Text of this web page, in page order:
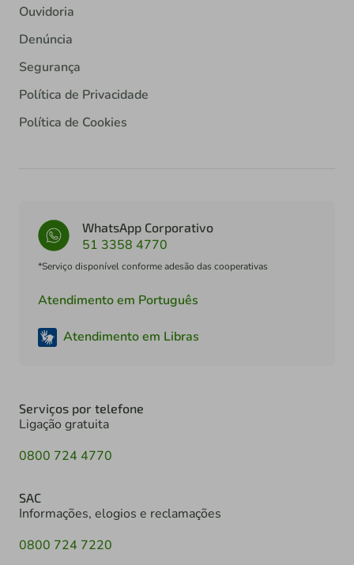
Ouvidoria
Denúncia
Segurança
Política de Privacidade
Política de Cookies
WhatsApp Corporativo
51 3358 4770
*Serviço disponível conforme adesão das cooperativas
Atendimento em Português
Atendimento em Libras
Serviços por telefone
Ligação gratuita
0800 724 4770
SAC
Informações, elogios e reclamações
0800 724 7220